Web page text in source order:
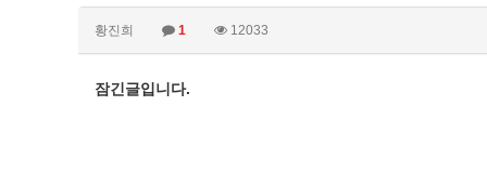
황진희 1 12033
잠긴글입니다.